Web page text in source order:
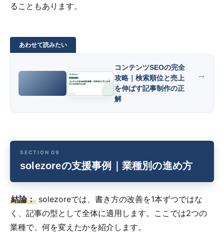
ることもあります。
コンテンツSEOの完全
攻略｜検索順位と売上
を伸ばす記事制作の正
解
solezoreの支援事例｜業種別の進め方
結論： solezoreでは、書き方の改善を1本ずつではな
く、記事の型として全体に適用します。ここでは2つの
業種で、何を変えたかを紹介します。